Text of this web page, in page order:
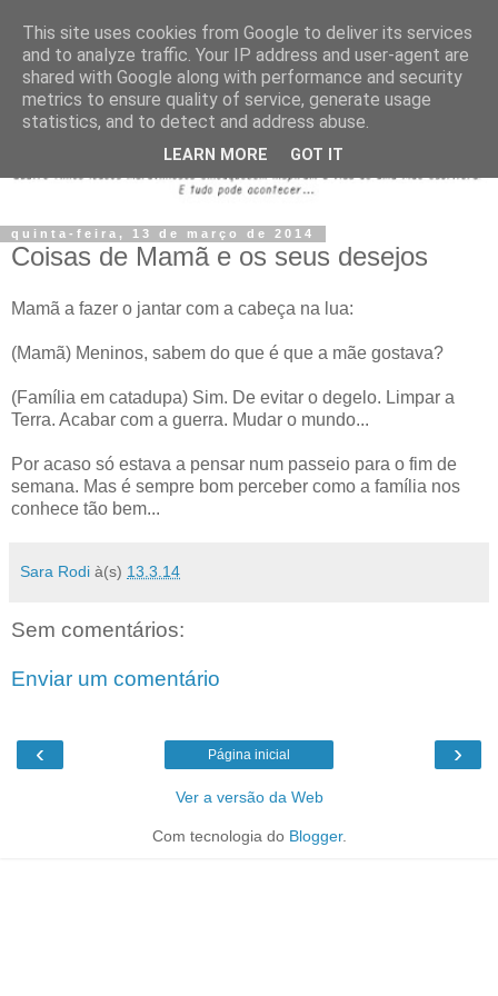
quinta-feira, 13 de março de 2014
Coisas de Mamã e os seus desejos
Mamã a fazer o jantar com a cabeça na lua:
(Mamã) Meninos, sabem do que é que a mãe gostava?
(Família em catadupa) Sim. De evitar o degelo. Limpar a
Terra. Acabar com a guerra. Mudar o mundo...
Por acaso só estava a pensar num passeio para o fim de
semana. Mas é sempre bom perceber como a família nos
conhece tão bem...
Sara Rodi à(s) 13.3.14
Sem comentários:
Enviar um comentário
‹ ›
Página inicial
Ver a versão da Web
Com tecnologia do Blogger.
This site uses cookies from Google to deliver its services
and to analyze traffic. Your IP address and user-agent are
shared with Google along with performance and security
metrics to ensure quality of service, generate usage
statistics, and to detect and address abuse.
LEARN MORE GOT IT